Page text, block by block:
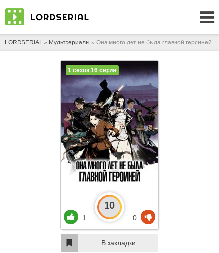
LORDSERIAL » Мультсериалы » Она много лет не была главной героиней
1 сезон 16 серия
1
10
0
В закладки